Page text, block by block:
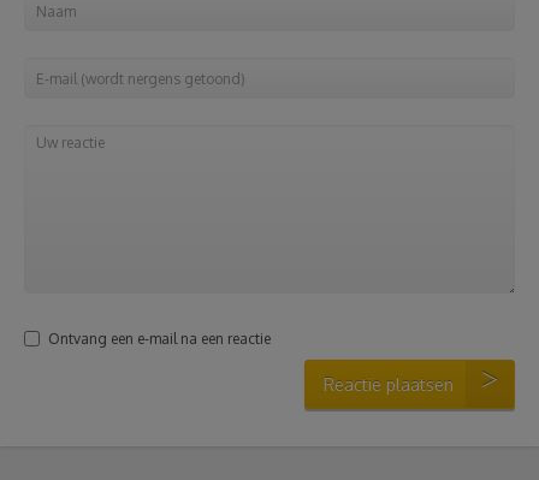
Geldzaken
Thuis
Elektronica
Korting
Ontvang een e-mail na een reactie
Reactie plaatsen